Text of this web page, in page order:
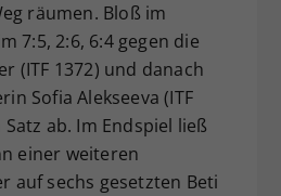
räumen. Bloß im
7:5, 2:6, 6:4 gegen die
(ITF 1372) und danach
Sofia Alekseeva (ITF
ab. Im Endspiel ließ
einer weiteren
auf sechs gesetzten Beti